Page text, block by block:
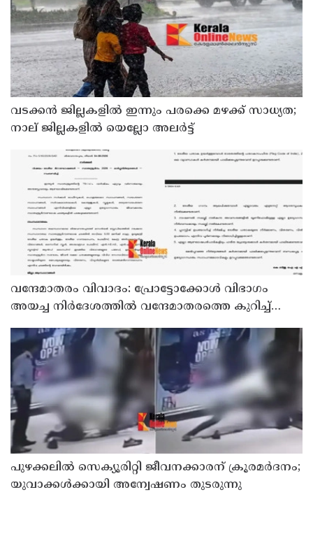
വടക്കന്‍ ജില്ലകളില്‍ ഇന്നും പരക്കെ മഴക്ക് സാധ്യത;
നാല് ജില്ലകളില്‍ യെല്ലോ അലര്‍ട്ട്
വന്ദേമാതരം വിവാദം: പ്രോട്ടോക്കോള്‍ വിഭാഗം
അയച്ച നിര്‍ദേശത്തില്‍ വന്ദേമാതരത്തെ കുറിച്ച്
പരാമര്‍ശമില്ല; നിര്‍ദേശം ദേശീയ ഗാനം
ആലപിക്കാന്‍
പുഴക്കലില്‍ സെക്യൂരിറ്റി ജീവനക്കാരന് ക്രൂരമര്‍ദനം;
യുവാക്കള്‍ക്കായി അന്വേഷണം തുടരുന്നു